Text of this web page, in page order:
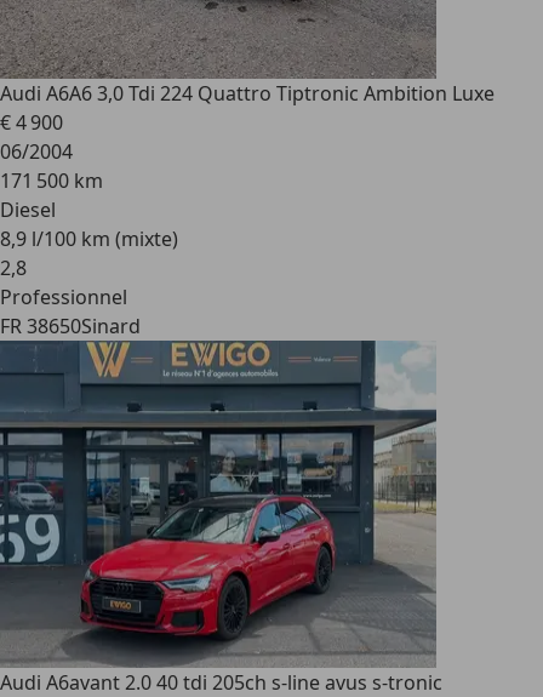
Audi A6A6 3,0 Tdi 224 Quattro Tiptronic Ambition Luxe
€ 4 900
06/2004
171 500 km
Diesel
8,9 l/100 km (mixte)
2,8
Professionnel
FR 38650Sinard
Audi A6avant 2.0 40 tdi 205ch s-line avus s-tronic